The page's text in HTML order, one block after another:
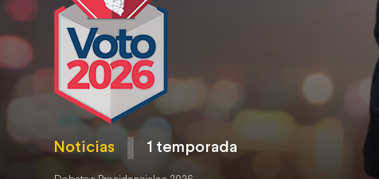
2026
Noticias 1 temporada